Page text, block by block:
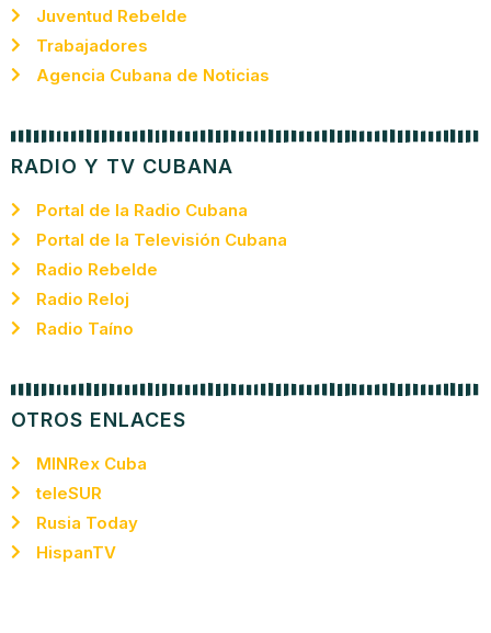
Juventud Rebelde
Trabajadores
Agencia Cubana de Noticias
RADIO Y TV CUBANA
Portal de la Radio Cubana
Portal de la Televisión Cubana
Radio Rebelde
Radio Reloj
Radio Taíno
OTROS ENLACES
MINRex Cuba
teleSUR
Rusia Today
HispanTV